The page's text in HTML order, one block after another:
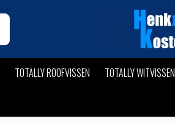
TOTALLY ROOFVISSEN TOTALLY WITVISSEN